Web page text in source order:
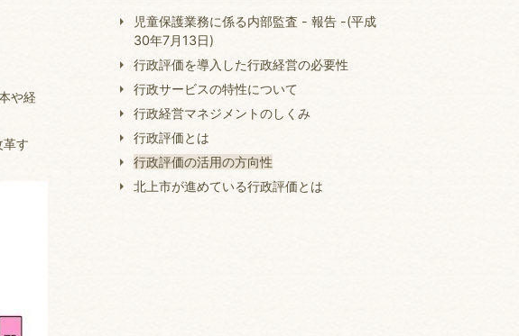
や経
す
児童保護業務に係る内部監査 - 報告 -(平成
30年7月13日)
行政評価を導入した行政経営の必要性
行政サービスの特性について
行政経営マネジメントのしくみ
行政評価とは
行政評価の活用の方向性
北上市が進めている行政評価とは